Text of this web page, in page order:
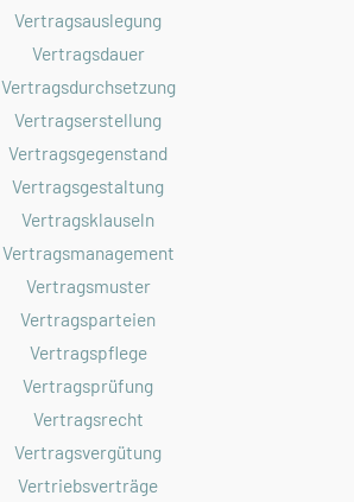
Vertragsauslegung
Vertragsdauer
Vertragsdurchsetzung
Vertragserstellung
Vertragsgegenstand
Vertragsgestaltung
Vertragsklauseln
Vertragsmanagement
Vertragsmuster
Vertragsparteien
Vertragspflege
Vertragsprüfung
Vertragsrecht
Vertragsvergütung
Vertriebsverträge